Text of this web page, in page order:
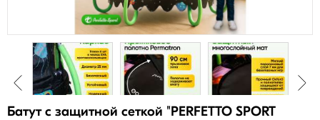
Батут с защитной cеткой "PERFETTO SPORT